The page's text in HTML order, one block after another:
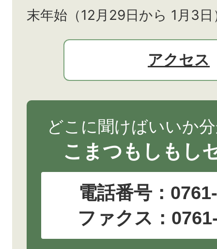
末年始（12月29日から 1月3
アクセス
どこに聞けばいいか
こまつもしもし
電話番号：
ファクス：